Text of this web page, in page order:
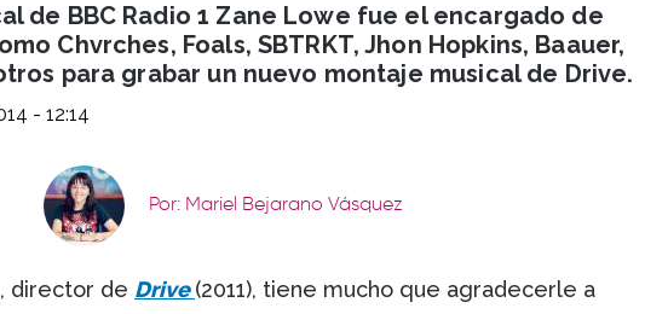
de BBC Radio 1 Zane Lowe fue el encargado de
Chvrches, Foals, SBTRKT, Jhon Hopkins, Baauer,
para grabar un nuevo montaje musical de Drive.
- 12:14
Por: Mariel Bejarano Vásquez
director de Drive(2011), tiene mucho que agradecerle a